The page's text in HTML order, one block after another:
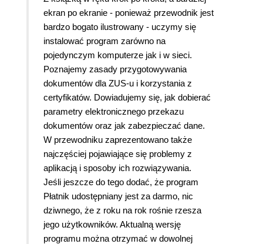
ekran po ekranie - ponieważ przewodnik jest
bardzo bogato ilustrowany - uczymy się
instalować program zarówno na
pojedynczym komputerze jak i w sieci.
Poznajemy zasady przygotowywania
dokumentów dla ZUS-u i korzystania z
certyfikatów. Dowiadujemy się, jak dobierać
parametry elektronicznego przekazu
dokumentów oraz jak zabezpieczać dane.
W przewodniku zaprezentowano także
najczęściej pojawiające się problemy z
aplikacją i sposoby ich rozwiązywania.
Jeśli jeszcze do tego dodać, że program
Płatnik udostępniany jest za darmo, nic
dziwnego, że z roku na rok rośnie rzesza
jego użytkowników. Aktualną wersję
programu można otrzymać w dowolnej